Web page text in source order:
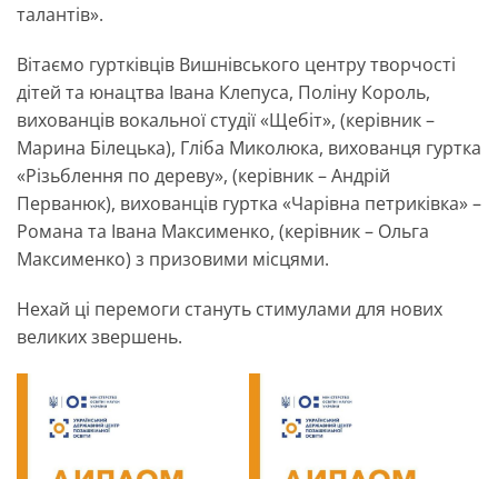
талантів».
Вітаємо гуртківців Вишнівського центру творчості
дітей та юнацтва Івана Клепуса, Поліну Король,
вихованців вокальної студії «Щебіт», (керівник –
Марина Білецька), Гліба Миколюка, вихованця гуртка
«Різьблення по дереву», (керівник – Андрій
Перванюк), вихованців гуртка «Чарівна петриківка» –
Романа та Івана Максименко, (керівник – Ольга
Максименко) з призовими місцями.
Нехай ці перемоги стануть стимулами для нових
великих звершень.